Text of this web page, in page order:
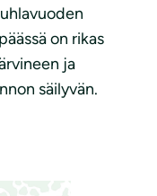
on rikas
ja
säilyvän.